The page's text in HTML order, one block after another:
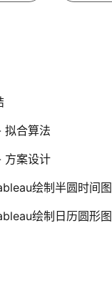
拟合算法
方案设计
绘制半圆时间图
绘制日历圆形图